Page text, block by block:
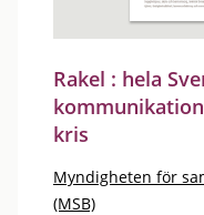
Rakel : hela
kris
Myndigheten för
(MSB)